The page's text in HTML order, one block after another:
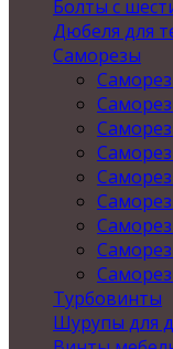
Болты с
Дюбеля для
Саморезы
Турбовинты
Шурупы для